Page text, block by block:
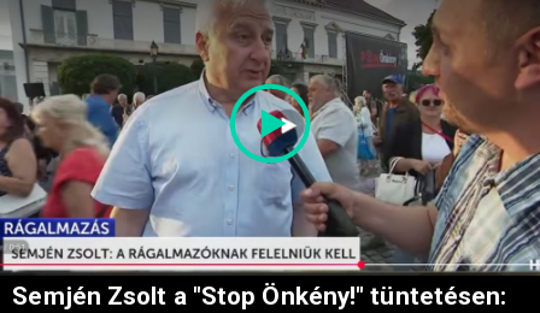
Semjén Zsolt a "Stop Önkény!" tüntetésen: